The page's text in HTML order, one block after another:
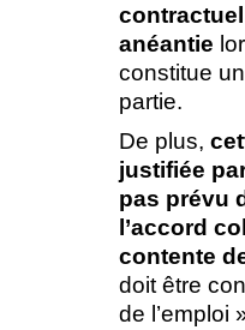
anéantie
constitue
partie.
De plus,
justifiée
pas prévu
l’accord
contente
doit être
de l’emploi